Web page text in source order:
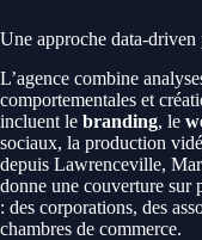
Une approche data-
L’agence combine
comportementales et
incluent le branding, le
sociaux, la production
depuis Lawrenceville,
donne une couverture sur
: des corporations, des
chambres de commerce.